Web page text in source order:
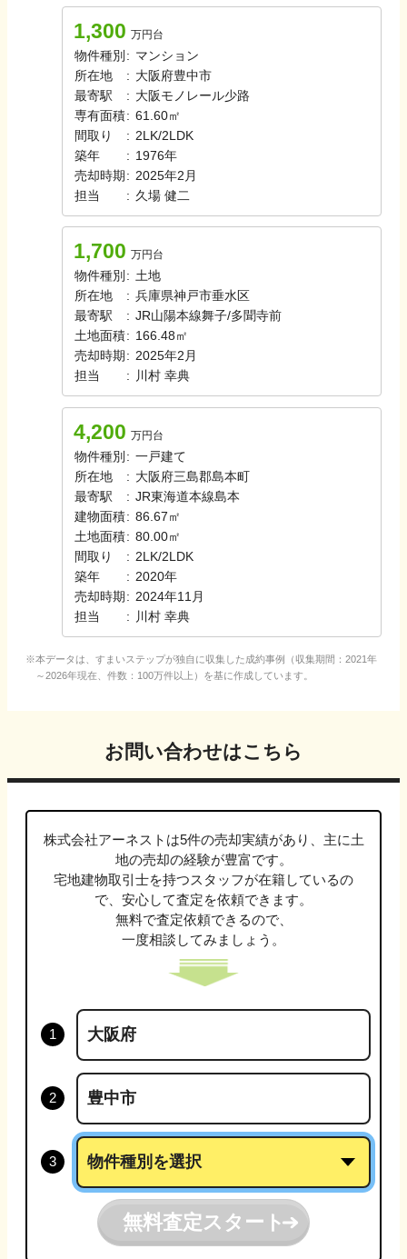
1,300 万円台
物件種別 : マンション
所在地
: 大阪府豊中市
最寄駅
: 大阪モノレール少路
専有面積: 61.60㎡
間取り
: 2LK/2LDK
築年
: 1976年
売却時期 : 2025年2月
担当
: 久場 健二
1,700 万円台
物件種別 : 土地
所在地
: 兵庫県神戸市垂水区
最寄駅
: JR山陽本線舞子/多聞寺前
土地面積: 166.48㎡
売却時期 : 2025年2月
担当
: 川村 幸典
4,200 万円台
物件種別 : 一戸建て
所在地
: 大阪府三島郡島本町
最寄駅
: JR東海道本線島本
建物面積: 86.67㎡
土地面積: 80.00㎡
間取り
: 2LK/2LDK
築年
: 2020年
売却時期 : 2024年11月
担当
: 川村 幸典
本データは、すまいステップが独自に収集した成約事例（収集期間：2021年
～2026年現在、件数：100万件以上）を基に作成しています。
お問い合わせはこちら
株式会社アーネスト は5件の売却実績があり、主に土
地の売却の経験が豊富です。
宅地建物取引士を持つスタッフが在籍しているの
で、安心して査定を依頼できます。
無料で査定依頼できるので、
一度相談してみましょう。
無料査定スタート